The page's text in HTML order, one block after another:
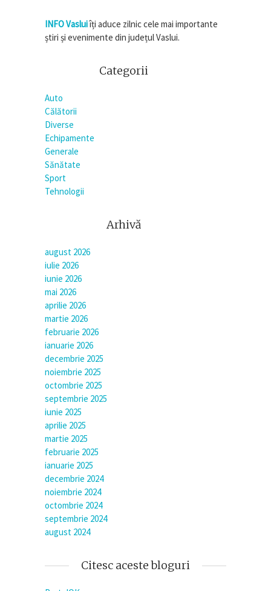
INFO Vasluiîți aduce zilnic cele mai importante
știri și evenimente din județul Vaslui.
Categorii
Auto
Călătorii
Diverse
Echipamente
Generale
Sănătate
Sport
Tehnologii
Arhivă
august 2026
iulie 2026
iunie 2026
mai 2026
aprilie 2026
martie 2026
februarie 2026
ianuarie 2026
decembrie 2025
noiembrie 2025
octombrie 2025
septembrie 2025
iunie 2025
aprilie 2025
martie 2025
februarie 2025
ianuarie 2025
decembrie 2024
noiembrie 2024
octombrie 2024
septembrie 2024
august 2024
Citesc aceste bloguri